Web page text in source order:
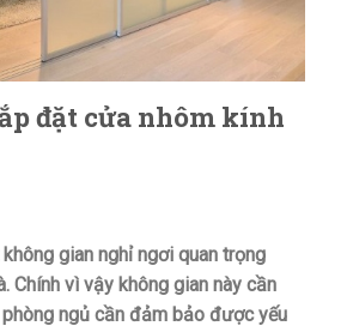
đặt cửa nhôm kính
gian nghỉ ngơi quan trọng
Chính vì vậy không gian này cần
ngủ cần đảm bảo được yếu